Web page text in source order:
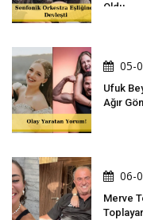
Oldu
05-
Ufuk
Ağır
06-
Merve